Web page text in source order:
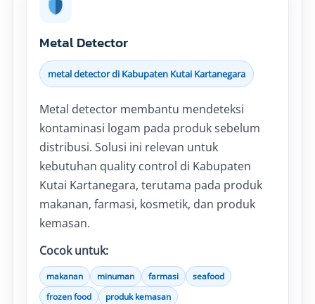
Metal Detector
metal detector di Kabupaten Kutai Kartanegara
Metal detector membantu mendeteksi
kontaminasi logam pada produk sebelum
distribusi. Solusi ini relevan untuk
kebutuhan quality control di Kabupaten
Kutai Kartanegara, terutama pada produk
makanan, farmasi, kosmetik, dan produk
kemasan.
Cocok untuk:
makanan minuman farmasi
seafood
frozen food
produk kemasan